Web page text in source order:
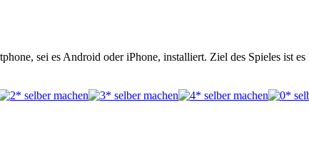
sei es Android oder iPhone, installiert. Ziel des Spieles ist